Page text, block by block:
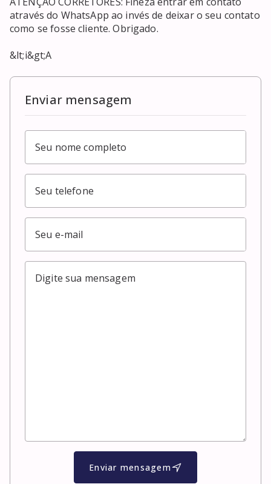
através do WhatsApp ao invés de deixar o seu contato
como se fosse cliente. Obrigado.
&lt;i&gt;A
Enviar mensagem
Enviar mensagem